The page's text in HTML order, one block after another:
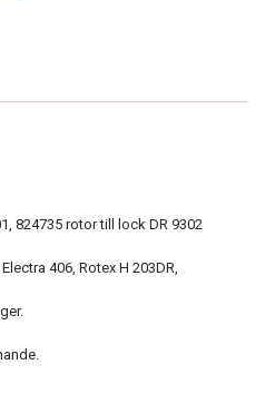
824735 rotor till lock DR 9302
406, Rotex H 203DR,